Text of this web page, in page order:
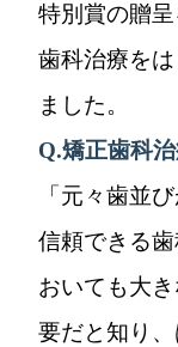
特別賞の贈
歯科治療を
ました。
Q.矯正歯科
「元々歯並
信頼できる
おいても大
要だと知り